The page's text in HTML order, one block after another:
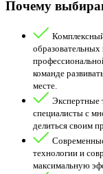
Почему
команде
месте.
Экспертные
специалисты с
делиться своим
технологии и
максимальную